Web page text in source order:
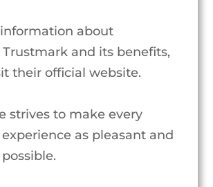
about
and its benefits,
their official website.
strives to make every
as pleasant and